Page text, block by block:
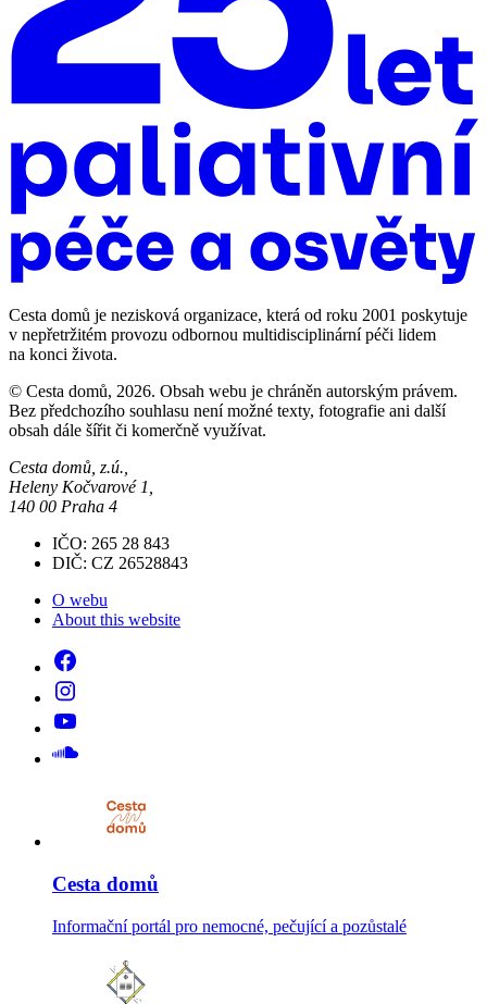
Cesta domů je nezisková organizace, která od roku 2001 poskytuje
v nepřetržitém provozu odbornou multidisciplinární péči lidem
na konci života.
© Cesta domů, 2026. Obsah webu je chráněn autorským právem.
Bez předchozího souhlasu není možné texty, fotografie ani další
obsah dále šířit či komerčně využívat.
Cesta domů, z.ú.,
Heleny Kočvarové 1,
140 00 Praha 4
IČO: 265 28 843
DIČ: CZ 26528843
O webu
About this website
Cesta domů
Informační portál pro nemocné, pečující a pozůstalé